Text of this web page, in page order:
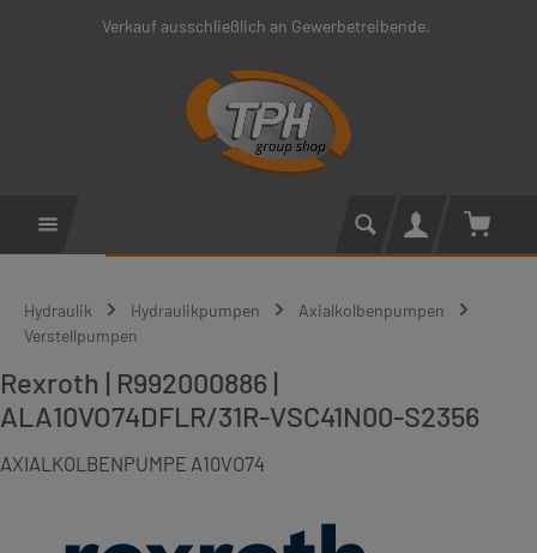
Zum Hauptinhalt springenVerkauf ausschließlich an Gewerbetreibende.
Hydraulik Hydraulikpumpen
Axialkolbenpumpen
Verstellpumpen
Rexroth | R992000886 |
ALA10VO74DFLR/31R-VSC41N00-S2356
AXIALKOLBENPUMPE A10VO74